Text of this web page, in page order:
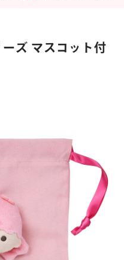
フロアマップ
サービスガイド
ニュース
ズ マスコット付